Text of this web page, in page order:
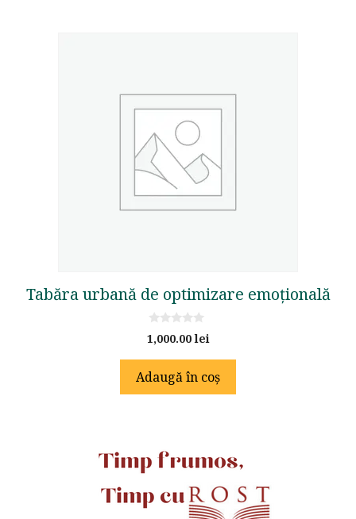
Tabăra urbană de optimizare emoțională
0
o
o
f
5
1,000.00lei
Adaugă în coș